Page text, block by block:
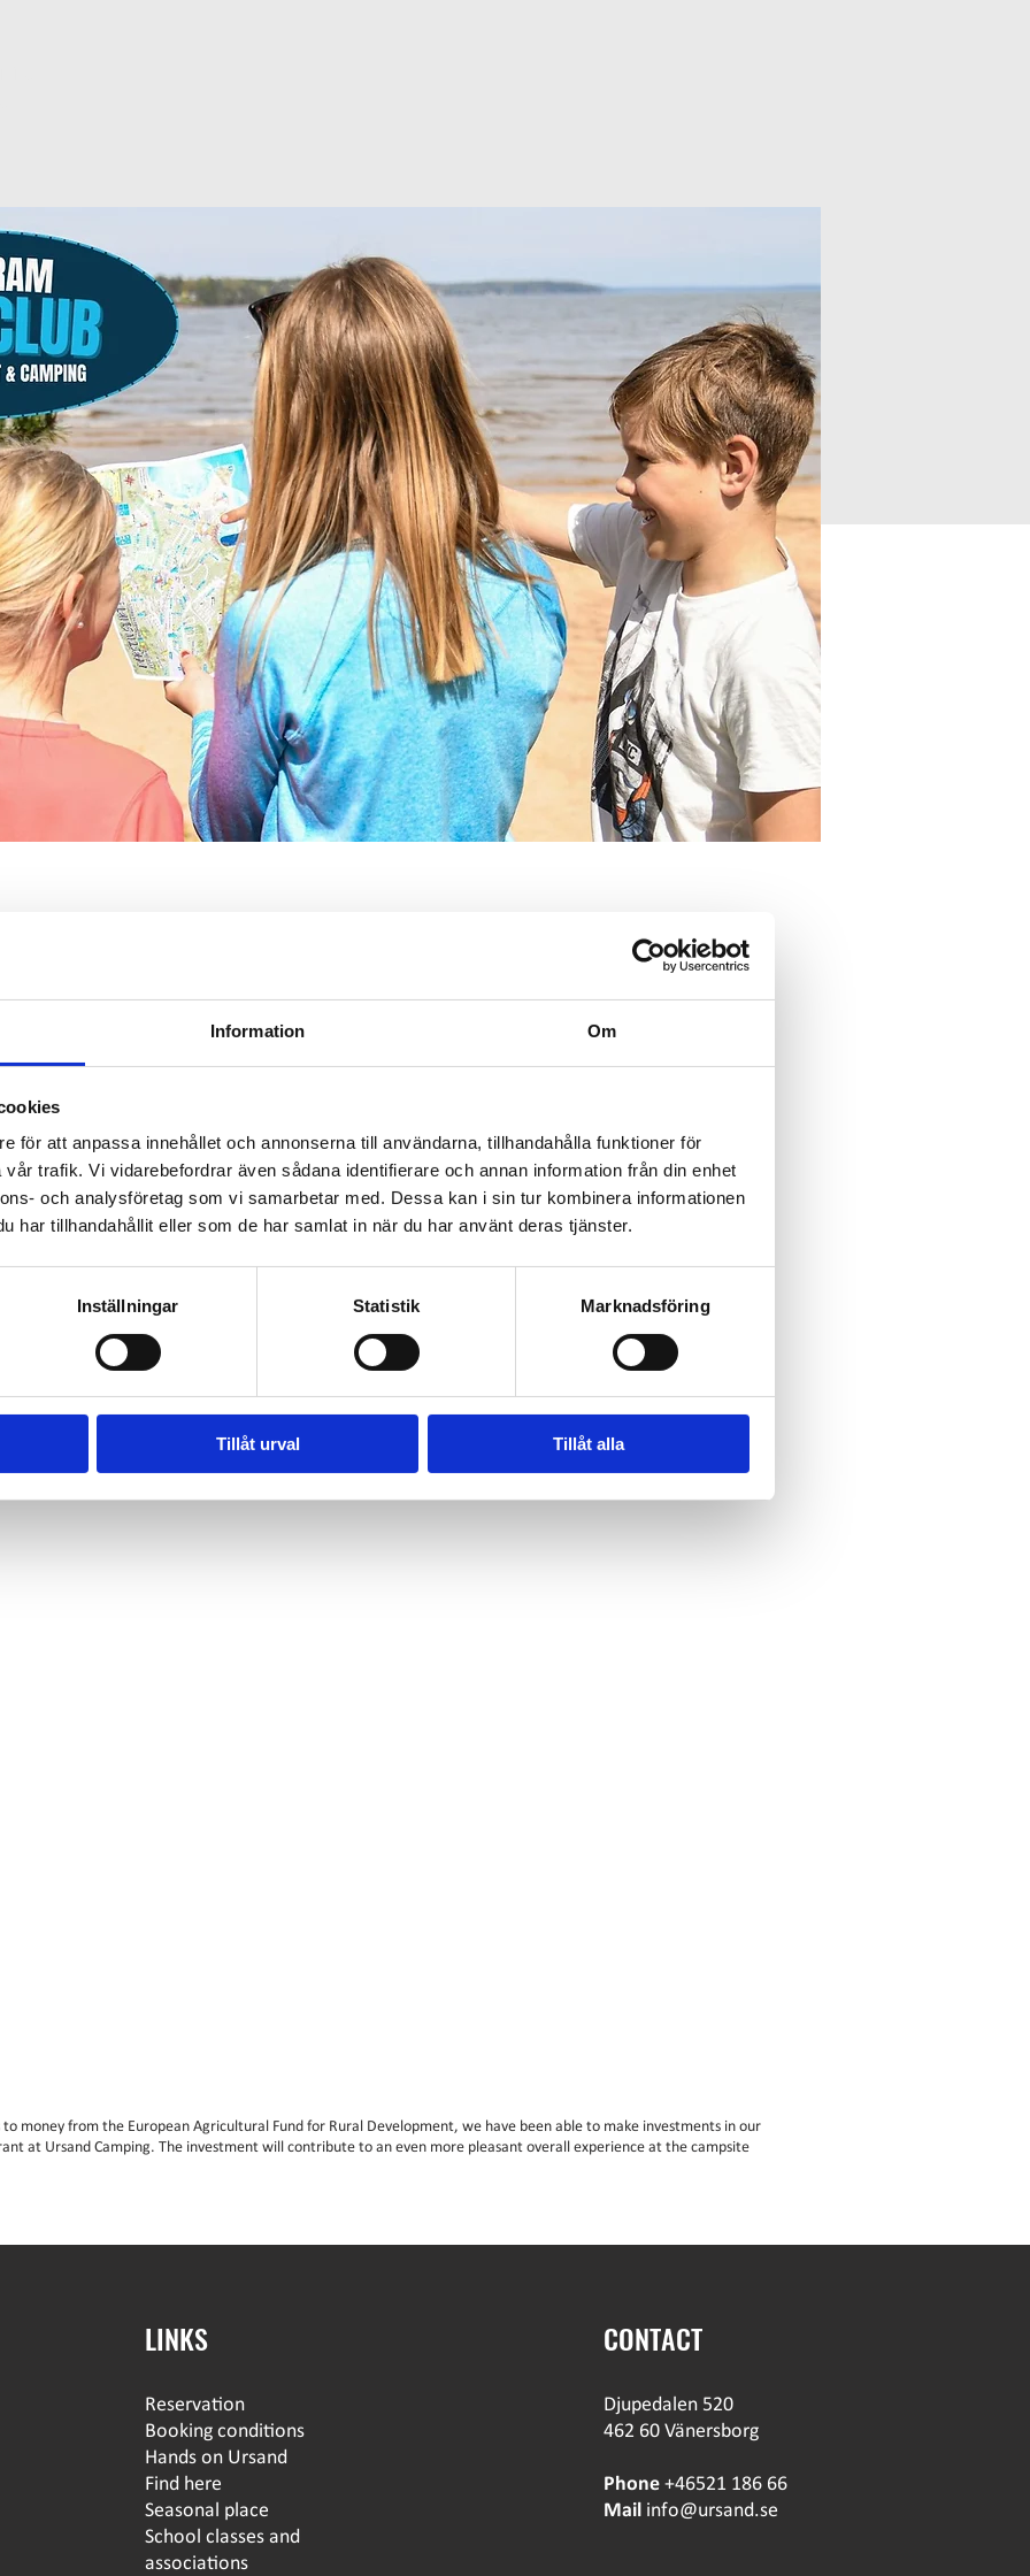
Information Om
för att anpassa innehållet och annonserna till användarna, tillhandahålla funktioner för
trafik. Vi vidarebefordrar även sådana identifierare och annan information från din enhet
och analysföretag som vi samarbetar med. Dessa kan i sin tur kombinera informationen
har tillhandahållit eller som de har samlat in när du har använt deras tjänster.
Inställningar Statistik Marknadsföring
Tillåt urval Tillåt alla
462 60 Vänersborg, Sverige
för 22 juni. Boka upp dig i tid för att garantera en plats till ditt barn. Bokas i receptionen.
svartnosfår. Kostnad 20 kr, biljett köper ni i receptionen. Föranmälan krävs. Aktiviteten är delvis
to money from the European Agricultural Fund for Rural Development, we have been able to make investments in our
at Ursand Camping. The investment will contribute to an even more pleasant overall experience at the campsite
LINKS
Reservation
Booking conditions
Hands on Ursand
Find here
Seasonal place
School classes and
associations
CONTACT
Djupedalen 520
462 60 Vänersborg
Phone+46521 186 66
Mail info@ursand.se